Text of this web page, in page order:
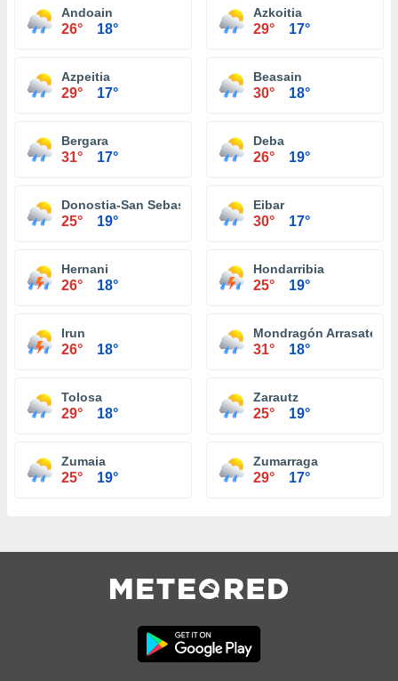
Andoain
26° 18°
Azkoitia
29° 17°
Azpeitia
29° 17°
Beasain
30° 18°
Bergara
31° 17°
Deba
26° 19°
Donostia-San Sebastián
25° 19°
Eibar
30° 17°
Hernani
26° 18°
Hondarribia
25° 19°
Irun
26° 18°
Mondragón Arrasate
31° 18°
Tolosa
29° 18°
Zarautz
25° 19°
Zumaia
25° 19°
Zumarraga
29° 17°